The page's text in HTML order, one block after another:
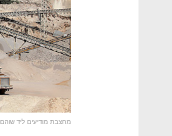
מחצבת מודיעים ליד שוהם